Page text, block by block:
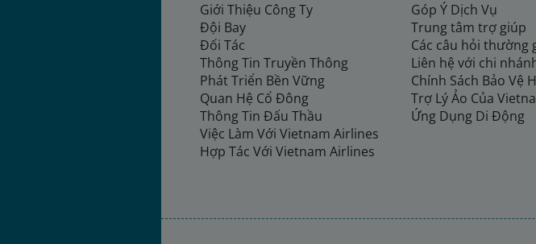
Giới Thiệu Công Ty
Đội Bay
Đối Tác
Thông Tin Truyền Thông
Phát Triển Bền Vững
Quan Hệ Cổ Đông
Thông Tin Đấu Thầu
Việc Làm Với Vietnam Airlines
Hợp Tác Với Vietnam Airlines
Góp Ý Dịch Vụ
Trung tâm trợ giúp
Các câu hỏi thường
Liên hệ với chi
Chính Sách Bảo Vệ
Trợ Lý Ảo Của
Ứng Dụng Di Động